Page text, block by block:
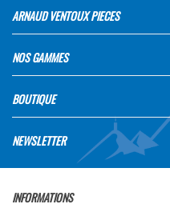
ARNAUD VENTOUX PIECES
NOS GAMMES
BOUTIQUE
NEWSLETTER
INFORMATIONS